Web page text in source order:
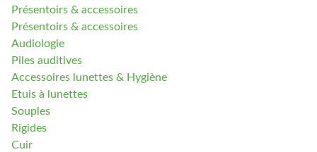
Présentoirs & accessoires
Présentoirs & accessoires
Audiologie
Piles auditives
Accessoires lunettes & Hygiène
Etuis à lunettes
Souples
Rigides
Cuir